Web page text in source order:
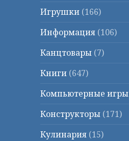
Игрушки (166)
Информация (106)
Канцтовары (7)
Книги (647)
Компьютерные игры
Конструкторы (171)
Кулинария (15)